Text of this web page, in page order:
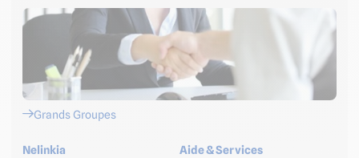
Grands Groupes
Nelinkia
Aide & Services